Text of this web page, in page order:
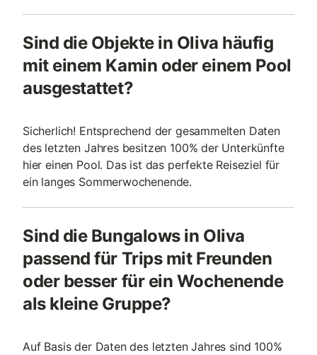
Sind die Objekte in Oliva häufig
mit einem Kamin oder einem Pool
ausgestattet?
Sicherlich! Entsprechend der gesammelten Daten
des letzten Jahres besitzen 100% der Unterkünfte
hier einen Pool. Das ist das perfekte Reiseziel für
ein langes Sommerwochenende.
Sind die Bungalows in Oliva
passend für Trips mit Freunden
oder besser für ein Wochenende
als kleine Gruppe?
Auf Basis der Daten des letzten Jahres sind 100%